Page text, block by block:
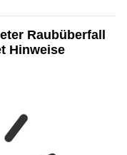
Raubüberfall
Hinweise